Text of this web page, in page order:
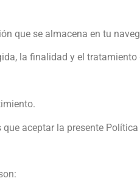
que se almacena en tu
la finalidad y el tratamiento
aceptar la presente